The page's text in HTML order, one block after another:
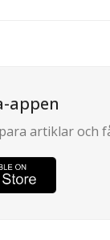
appen
artiklar och